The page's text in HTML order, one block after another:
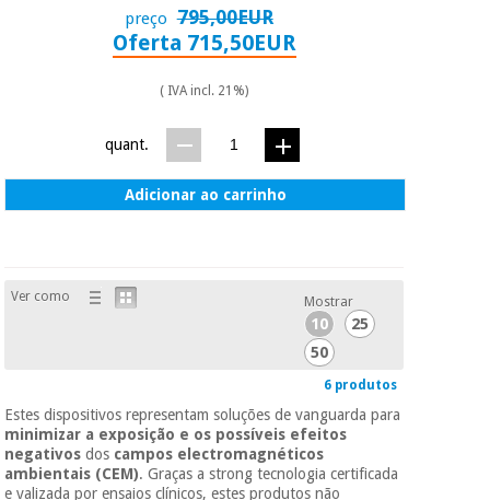
preço 795,00EUR
Oferta 715,50EUR
( IVA incl. 21%)
quant.
Adicionar ao carrinho
Ver como Mostrar
10
25
50
6 produtos
Estes dispositivos representam soluções de vanguarda para
minimizar a exposição e os possíveis efeitos
negativos dos campos electromagnéticos
ambientais (CEM). Graças a strong tecnologia certificada
e valizada por ensaios clínicos, estes produtos não